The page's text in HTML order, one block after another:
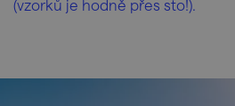
(vzorků je hodně přes sto!).